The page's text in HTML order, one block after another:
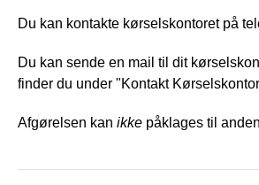
Du kan kontakte kørselskontoret på
Du kan sende en mail til dit
finder du under "Kontakt
Afgørelsen kan ikke påklages til